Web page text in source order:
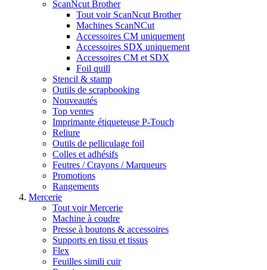
ScanNcut Brother
Tout voir ScanNcut Brother
Machines ScanNCut
Accessoires CM uniquement
Accessoires SDX uniquement
Accessoires CM et SDX
Foil quill
Stencil & stamp
Outils de scrapbooking
Nouveautés
Top ventes
Imprimante étiqueteuse P-Touch
Reliure
Outils de pelliculage foil
Colles et adhésifs
Feutres / Crayons / Marqueurs
Promotions
Rangements
Mercerie
Tout voir Mercerie
Machine à coudre
Presse à boutons & accessoires
Supports en tissu et tissus
Flex
Feuilles simili cuir